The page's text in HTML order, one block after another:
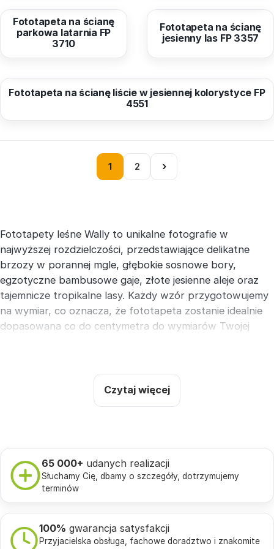
Fototapeta na ścianę
parkowa latarnia FP
3710
od40,96 zł
Fototapeta na ścianę liście w jesiennej kolorystyce FP
4551
Fototapeta na ścianę
jesienny las FP 3357
1 2 ›
Fototapety leśne Wally to unikalne fotografie w
najwyższej rozdzielczości, przedstawiające delikatne
brzozy w porannej mgle, głębokie sosnowe bory,
egzotyczne bambusowe gaje, złote jesienne aleje oraz
tajemnicze tropikalne lasy. Każdy wzór przygotowujemy
na wymiar, co oznacza, że fototapeta zostanie idealnie
dopasowana co do centymetra do wymiarów Twojej
produkt kurierem w czasie od 3 do 5 dni.
Warto wiedzieć, że fototapety leśne z wyraźnym
pomieszczenia, z kolei ciemniejsze, gęste bory pozwolą
stworzyć niezwykle przytulny i kameralny klimat w
dużym salonie. Do aranżacji sypialni oraz pokoju
dziennego szczególnie polecamy podłożeFlizelina Artist
(180g)
wykończeniem i nie odbija światła.
Czytaj więcej
65 000+ udanych realizacji
Słuchamy Cię, dbamy o szczegóły, dotrzymujemy
terminów
100% gwarancja satysfakcji
Przyjacielska obsługa, fachowe doradztwo i znakomite